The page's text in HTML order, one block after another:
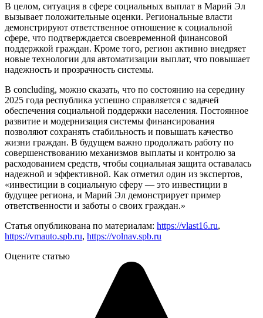
В целом, ситуация в сфере социальных выплат в Марий Эл
вызывает положительные оценки. Региональные власти
демонстрируют ответственное отношение к социальной
сфере, что подтверждается своевременной финансовой
поддержкой граждан. Кроме того, регион активно внедряет
новые технологии для автоматизации выплат, что повышает
надежность и прозрачность системы.
В concluding, можно сказать, что по состоянию на середину
2025 года республика успешно справляется с задачей
обеспечения социальной поддержки населения. Постоянное
развитие и модернизация системы финансирования
позволяют сохранять стабильность и повышать качество
жизни граждан. В будущем важно продолжать работу по
совершенствованию механизмов выплаты и контролю за
расходованием средств, чтобы социальная защита оставалась
надежной и эффективной. Как отметил один из экспертов,
«инвестиции в социальную сферу — это инвестиции в
будущее региона, и Марий Эл демонстрирует пример
ответственности и заботы о своих граждан.»
Статья опубликована по материалам: https://vlast16.ru,
https://vmauto.spb.ru, https://volnav.spb.ru
Оцените статью